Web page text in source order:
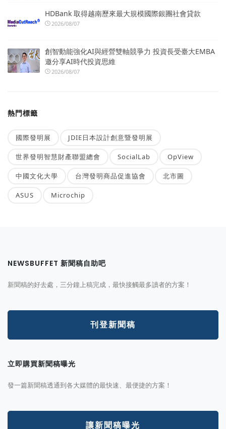
HDBank 取得越南歷來最大規模國際銀團社會貸款
2026/08/07
創智動能強化AI與經營雙軸競爭力 投資長受臺大EMBA
邀分享AI時代投資思維
2026/08/07
熱門標籤
國際發明展 JDIE日本設計創意暨發明展
世界發明智慧財產聯盟總會 SocialLab OpView
中國文化大學 台灣發明商品促進協會 北市圖
ASUS Microchip
NEWSBUFFET 新聞稿自助吧
新聞稿的好去處，三分鐘上稿完成，最快接觸最多讀者的方案！
刊登新聞稿
立即購買新聞稿曝光
發一篇新聞稿透通到各大媒體的最快速、最便捷的方案！
讓新聞稿曝光